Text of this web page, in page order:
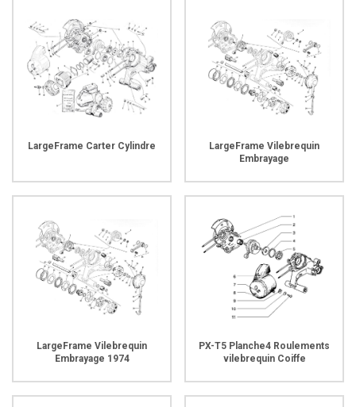
LargeFrame Carter Cylindre
LargeFrame Vilebrequin
Embrayage
LargeFrame Vilebrequin
Embrayage 1974
PX-T5 Planche4 Roulements
vilebrequin Coiffe